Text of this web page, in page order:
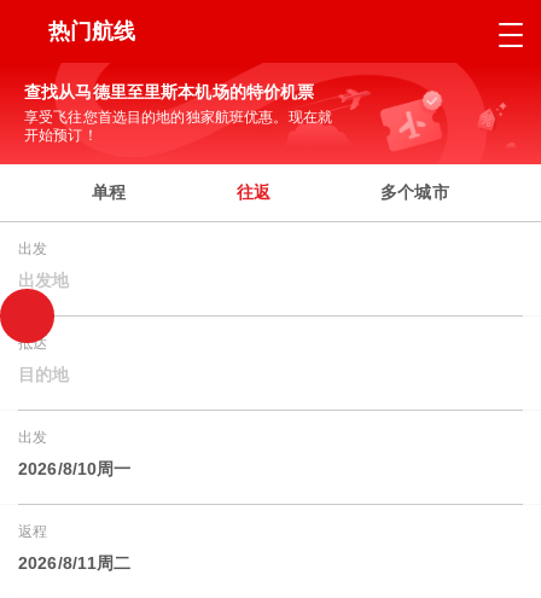
热门航线
查找从马德里至里斯本机场的特价机票
享受飞往您首选目的地的独家航班优惠。现在就
开始预订！
单程 往返 多个城市
出发
出发地
抵达
目的地
出发
2026/8/10周一
返程
2026/8/11周二